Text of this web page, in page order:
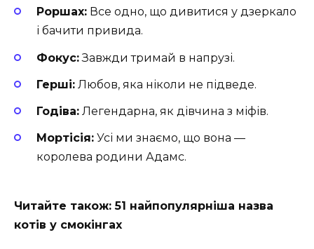
Роршах: Все одно, що дивитися у дзеркало
і бачити привида.
Фокус:Завжди тримай в напрузі.
Герші: Любов, яка ніколи не підведе.
Годіва: Легендарна, як дівчина з міфів.
Мортісія: Усі ми знаємо, що вона —
королева родини Адамс.
Читайте також: 51 найпопулярніша назва
котів у смокінгах